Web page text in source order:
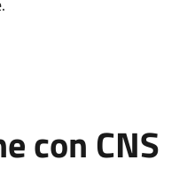
con CNS